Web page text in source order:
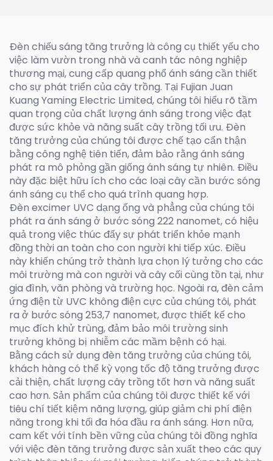
Đèn chiếu sáng tăng trưởng là công cụ thiết yếu cho
việc làm vườn trong nhà và canh tác nông nghiệp
thương mại, cung cấp quang phổ ánh sáng cần thiết
cho sự phát triển của cây trồng. Tại Fujian Juan
Kuang Yaming Electric Limited, chúng tôi hiểu rõ tầm
quan trọng của chất lượng ánh sáng trong việc đạt
được sức khỏe và năng suất cây trồng tối ưu. Đèn
tăng trưởng của chúng tôi được chế tạo cẩn thận
bằng công nghệ tiên tiến, đảm bảo rằng ánh sáng
phát ra mô phỏng gần giống ánh sáng tự nhiên. Điều
này đặc biệt hữu ích cho các loại cây cần bước sóng
ánh sáng cụ thể cho quá trình quang hợp.
Đèn excimer UVC dạng ống và phẳng của chúng tôi
phát ra ánh sáng ở bước sóng 222 nanomet, có hiệu
quả trong việc thúc đẩy sự phát triển khỏe mạnh
đồng thời an toàn cho con người khi tiếp xúc. Điều
này khiến chúng trở thành lựa chọn lý tưởng cho các
môi trường mà con người và cây cối cùng tồn tại, như
gia đình, văn phòng và trường học. Ngoài ra, đèn cảm
ứng điện từ UVC không điện cực của chúng tôi, phát
ra ở bước sóng 253,7 nanomet, được thiết kế cho
mục đích khử trùng, đảm bảo môi trường sinh
trưởng không bị nhiễm các mầm bệnh có hại.
Bằng cách sử dụng đèn tăng trưởng của chúng tôi,
khách hàng có thể kỳ vọng tốc độ tăng trưởng được
cải thiện, chất lượng cây trồng tốt hơn và năng suất
cao hơn. Sản phẩm của chúng tôi được thiết kế với
tiêu chí tiết kiệm năng lượng, giúp giảm chi phí điện
năng trong khi tối đa hóa đầu ra ánh sáng. Hơn nữa,
cam kết với tính bền vững của chúng tôi đồng nghĩa
với việc đèn tăng trưởng được sản xuất theo các quy